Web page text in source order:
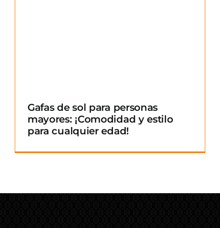
Gafas de sol para personas
mayores: ¡Comodidad y estilo
para cualquier edad!